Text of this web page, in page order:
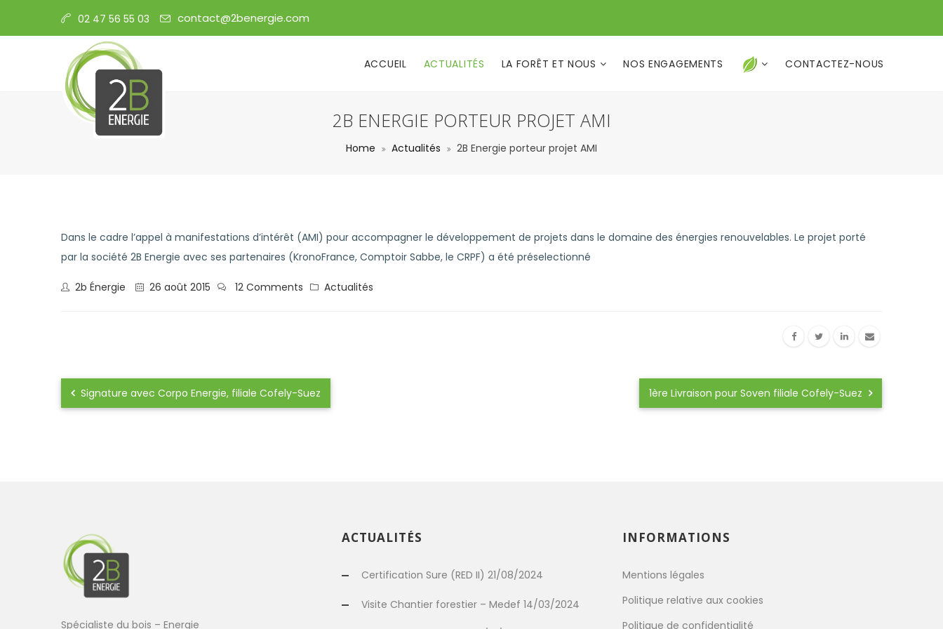
02 47 56 55 03 contact@2benergie.com
ACCUEIL ACTUALITÉS LA FORÊT ET NOUS NOS ENGAGEMENTS CONTACTEZ-NOUS
2B ENERGIE PORTEUR PROJET AMI
Home Actualités 2B Energie porteur projet AMI
Dans le cadre l’appel à manifestations d’intérêt (AMI) pour accompagner le développement de projets dans le domaine des énergies renouvelables. Le projet porté
par la société 2B Energie avec ses partenaires (KronoFrance, Comptoir Sabbe, le CRPF) a été préselectionné
2b Énergie 26 août 2015 Actualités
12 Comments
Signature avec Corpo Energie, filiale Cofely-Suez 1ère Livraison pour Soven filiale Cofely-Suez
Spécialiste du bois – Energie
ACTUALITÉS
Certification Sure (RED II) 21/08/2024
Visite Chantier forestier – Medef 14/03/2024
INFORMATIONS
Mentions légales
Politique relative aux cookies
Politique de confidentialité